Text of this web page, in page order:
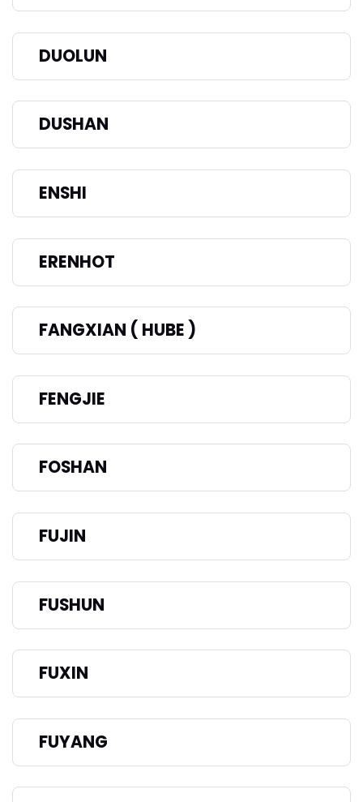
DUOLUN
DUSHAN
ENSHI
ERENHOT
FANGXIAN ( HUBE )
FENGJIE
FOSHAN
FUJIN
FUSHUN
FUXIN
FUYANG